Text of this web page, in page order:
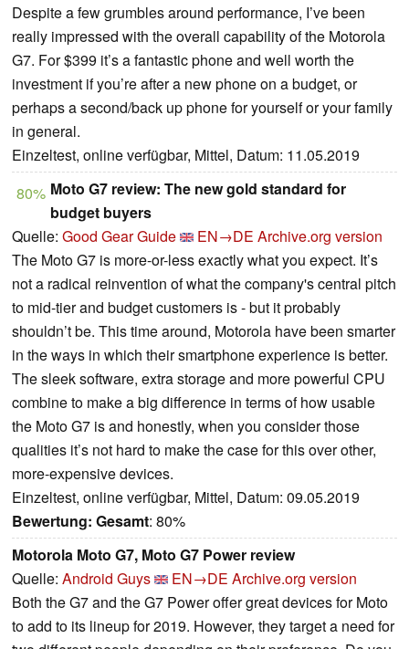
Despite a few grumbles around performance, I’ve been
really impressed with the overall capability of the Motorola
G7. For $399 it’s a fantastic phone and well worth the
investment if you’re after a new phone on a budget, or
perhaps a second/back up phone for yourself or your family
in general.
Einzeltest, online verfügbar, Mittel, Datum: 11.05.2019
80% Moto G7 review: The new gold standard for
budget buyers
Quelle: Good Gear Guide EN→DE Archive.org version
The Moto G7 is more-or-less exactly what you expect. It’s
not a radical reinvention of what the company's central pitch
to mid-tier and budget customers is - but it probably
shouldn’t be. This time around, Motorola have been smarter
in the ways in which their smartphone experience is better.
The sleek software, extra storage and more powerful CPU
combine to make a big difference in terms of how usable
the Moto G7 is and honestly, when you consider those
qualities it’s not hard to make the case for this over other,
more-expensive devices.
Einzeltest, online verfügbar, Mittel, Datum: 09.05.2019
Bewertung: Gesamt: 80%
Motorola Moto G7, Moto G7 Power review
Quelle: Android Guys EN→DE Archive.org version
Both the G7 and the G7 Power offer great devices for Moto
to add to its lineup for 2019. However, they target a need for